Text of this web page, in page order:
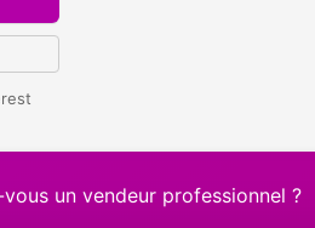
vous un vendeur professionnel ?